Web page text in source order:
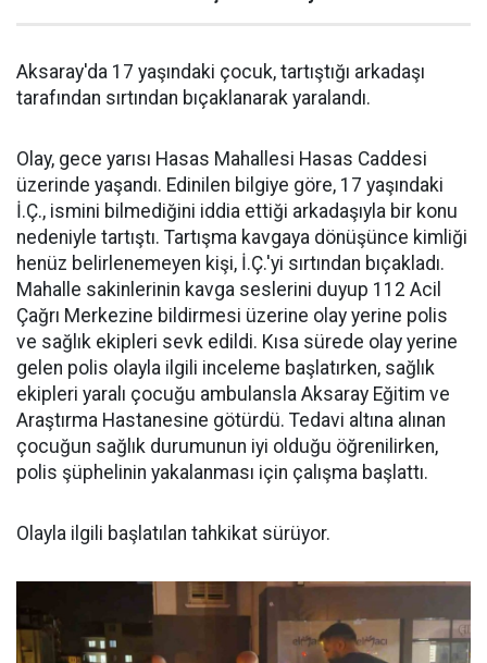
Aksaray'da 17 yaşındaki çocuk, tartıştığı arkadaşı
tarafından sırtından bıçaklanarak yaralandı.
Olay, gece yarısı Hasas Mahallesi Hasas Caddesi
üzerinde yaşandı. Edinilen bilgiye göre, 17 yaşındaki
İ.Ç., ismini bilmediğini iddia ettiği arkadaşıyla bir konu
nedeniyle tartıştı. Tartışma kavgaya dönüşünce kimliği
henüz belirlenemeyen kişi, İ.Ç.'yi sırtından bıçakladı.
Mahalle sakinlerinin kavga seslerini duyup 112 Acil
Çağrı Merkezine bildirmesi üzerine olay yerine polis
ve sağlık ekipleri sevk edildi. Kısa sürede olay yerine
gelen polis olayla ilgili inceleme başlatırken, sağlık
ekipleri yaralı çocuğu ambulansla Aksaray Eğitim ve
Araştırma Hastanesine götürdü. Tedavi altına alınan
çocuğun sağlık durumunun iyi olduğu öğrenilirken,
polis şüphelinin yakalanması için çalışma başlattı.
Olayla ilgili başlatılan tahkikat sürüyor.